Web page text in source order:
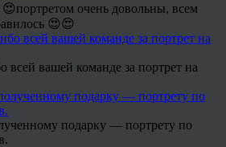
очень довольны, всем
😍😍
всей вашей команде за портрет на
подарку — портрету по